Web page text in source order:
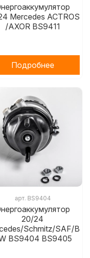
Mercedes ACTROS
/AXOR BS9411
Подробнее
арт. BS9404
20/24
Schmitz/SAF/B
BS9404 BS9405